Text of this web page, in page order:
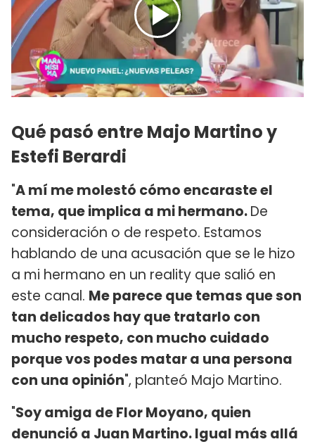
Qué pasó entre Majo Martino y
Estefi Berardi
"A mí me molestó cómo encaraste el
tema, que implica a mi hermano.De
consideración o de respeto. Estamos
hablando de una acusación que se le hizo
a mi hermano en un reality que salió en
este canal. Me parece que temas que son
tan delicados hay que tratarlo con
mucho respeto, con mucho cuidado
porque vos podes matar a una persona
con una opinión", planteó Majo Martino.
"Soy amiga de Flor Moyano, quien
denunció a Juan Martino. Igual más allá